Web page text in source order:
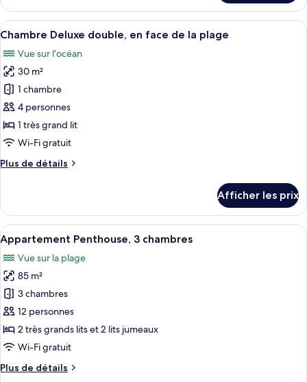
vue
partielle
sur
la
mer
Chambre
triple
supérieure,
partielle
sur
la
mer
Afficher
toutes
les
photos
pour
ce
type
de
chambre :
Chambre
en
face
de
la
plage
Une chambre d’hôtel moderne avec
6
Chambre Deluxe double, en face de la plage
Vue sur l’océan
30 m²
1 chambre
4 personnes
1 très grand lit
Wi-Fi gratuit
Plus de détails
Plus
Chambre
Deluxe
double,
en
face
de
la
plage
Afficher les prix
Afficher
toutes
les
photos
pour
ce
type
de
chambre :
Appartement
Appartement Penthouse, 3 chambres
8
Appartement Penthouse, 3 chambres
Vue sur la plage
85 m²
3 chambres
12 personnes
2 très grands lits et 2 lits jumeaux
Wi-Fi gratuit
Plus de détails
Plus